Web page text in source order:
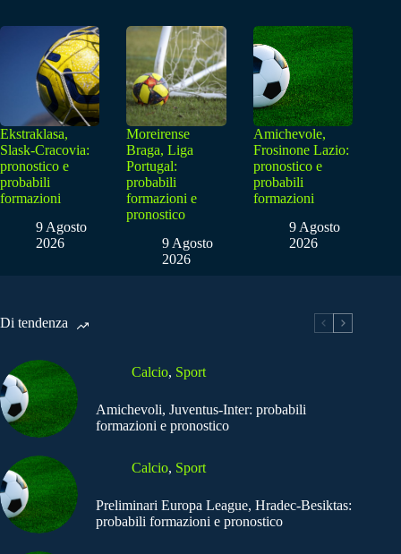
Ekstraklasa,
Slask-Cracovia:
pronostico e
probabili
formazioni
9 Agosto
2026
Moreirense
Braga, Liga
Portugal:
probabili
formazioni e
pronostico
9 Agosto
2026
Amichevole,
Frosinone Lazio:
pronostico e
probabili
formazioni
9 Agosto
2026
Di tendenza
Calcio, Sport
Amichevoli, Juventus-Inter: probabili
formazioni e pronostico
Calcio, Sport
Preliminari Europa League, Hradec-Besiktas:
probabili formazioni e pronostico